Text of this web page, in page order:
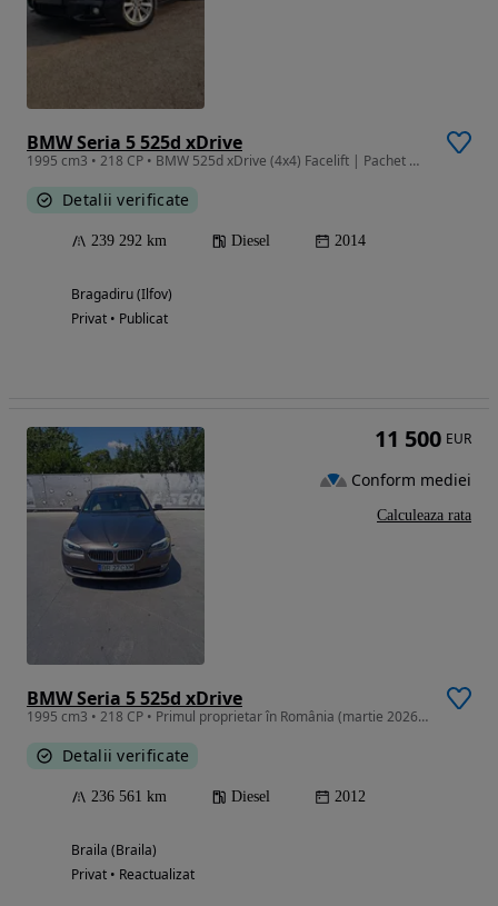
BMW Seria 5 525d xDrive
1995 cm3 • 218 CP • BMW 525d xDrive (4x4) Facelift | Pachet M Exterior
Detalii verificate
239 292 km Diesel 2014
Bragadiru (Ilfov)
Privat • Publicat
BMW Seria 5 525d xDrive
1995 cm3 • 218 CP • Primul proprietar în România (martie 2026), stare foarte bună
Detalii verificate
236 561 km Diesel 2012
Braila (Braila)
Privat • Reactualizat
11 500 EUR
Conform mediei
Calculeaza rata